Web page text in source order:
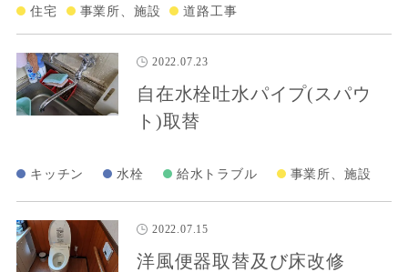
住宅 事業所、施設 道路工事
2022.07.23
自在水栓吐水パイプ(スパウ
ト)取替
キッチン 水栓 給水トラブル 事業所、施設
2022.07.15
洋風便器取替及び床改修